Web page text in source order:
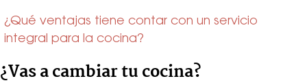
¿Qué ventajas tiene contar con un servicio
integral para la cocina?
¿Vas a cambiar tu cocina?